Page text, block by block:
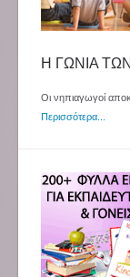
Η ΓΩΝΙΑ
Οι νηπιαγωγοί
Περισσότερα...